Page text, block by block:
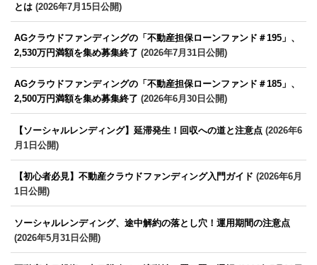
とは (2026年7月15日公開)
AGクラウドファンディングの「不動産担保ローンファンド＃195」、
2,530万円満額を集め募集終了 (2026年7月31日公開)
AGクラウドファンディングの「不動産担保ローンファンド＃185」、
2,500万円満額を集め募集終了 (2026年6月30日公開)
【ソーシャルレンディング】延滞発生！回収への道と注意点 (2026年6
月1日公開)
【初心者必見】不動産クラウドファンディング入門ガイド (2026年6月
1日公開)
ソーシャルレンディング、途中解約の落とし穴！運用期間の注意点
(2026年5月31日公開)